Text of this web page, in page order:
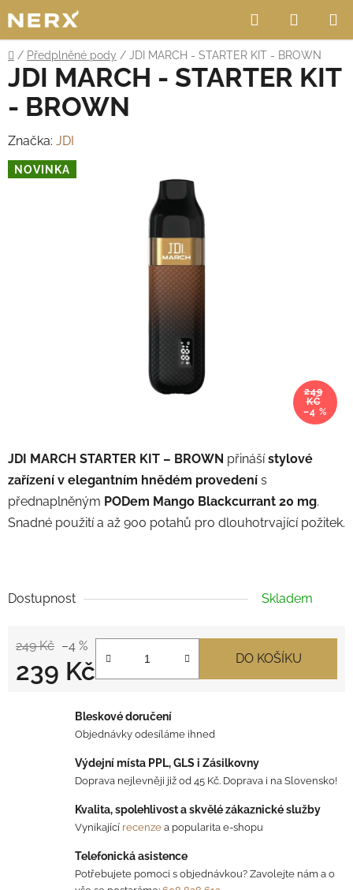
na
obsah
Hledat
KOŠÍK
Domů
/ Předplněné pody / JDI MARCH - STARTER KIT - BROWN
JDI MARCH STARTER KIT – BROWN přinášístylové
zařízení v elegantním hnědém provedení s
přednaplněným PODem Mango Blackcurrant 20 mg.
Snadné použití a až 900 potahů pro dlouhotrvající požitek.
Dostupnost Skladem
249 Kč –4 %
239 Kč DO KOŠÍKU
JDI MARCH - STARTER KIT
- BROWN
Značka: JDI
NOVINKA
249
KČ
–4 %
Bleskové doručení
Objednávky odesíláme ihned
Výdejní místa PPL, GLS i Zásilkovny
Doprava nejlevněji již od 45 Kč. Doprava i na Slovensko!
Kvalita, spolehlivost a skvělé zákaznické služby
Vynikající recenze a popularita e-shopu
Telefonická asistence
Potřebujete pomoci s objednávkou? Zavolejte nám a o